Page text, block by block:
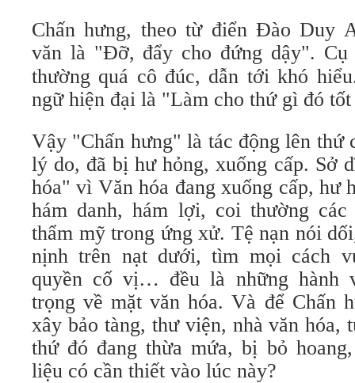
Chấn hưng, theo từ điển Đào Duy
văn là "Đỡ, đẩy cho đứng dậy".
thường quá cô đúc, dẫn tới khó
ngữ hiện đại là "Làm cho thứ gì đó
Vậy "Chấn hưng" là tác động lên thứ
lý do, đã bị hư hỏng, xuống cấp. Sở
hóa" vì Văn hóa đang xuống cấp, hư
hám danh, hám lợi, coi thường
thẩm mỹ trong ứng xử. Tệ nạn nói
nịnh trên nạt dưới, tìm mọi cách
quyền cố vị… đều là những hành
trọng về mặt văn hóa. Và để Chấn
xây bảo tàng, thư viện, nhà văn
thứ đó đang thừa mứa, bị bỏ
liệu có cần thiết vào lúc này?